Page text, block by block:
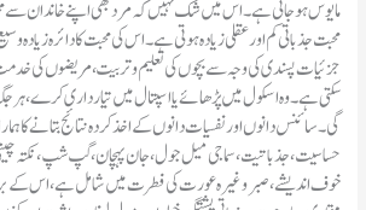
مایوس ہو جاتی ہے۔ اس میں شک نہیں کہ مرد بھی اپنے خاندان سے
محبت جذباتی کم اور عقلی زیادہ ہوتی ہے۔ اس کی محبت کا دائرہ زیادہ
جزئیات پسندی کی وجہ سے بچوں کی تعلیم و تربیت، مریضوں کی
سکتی ہے۔ وہ اسکول میں پڑھائے یا اسپتال میں تیار داری کرے، ہر
گی۔ سائنس دانوں اور نفسیات دانوں کے اخذ کردہ نتائج بتانے کا
حساسیت، جذباتیت، سماجی میل جول، جان پہچان، گپ شپ، نکتہ چینی،
خوف اندیشے، صبر وغیرہ عورت کی فطرت میں شامل ہے، اس کے بر